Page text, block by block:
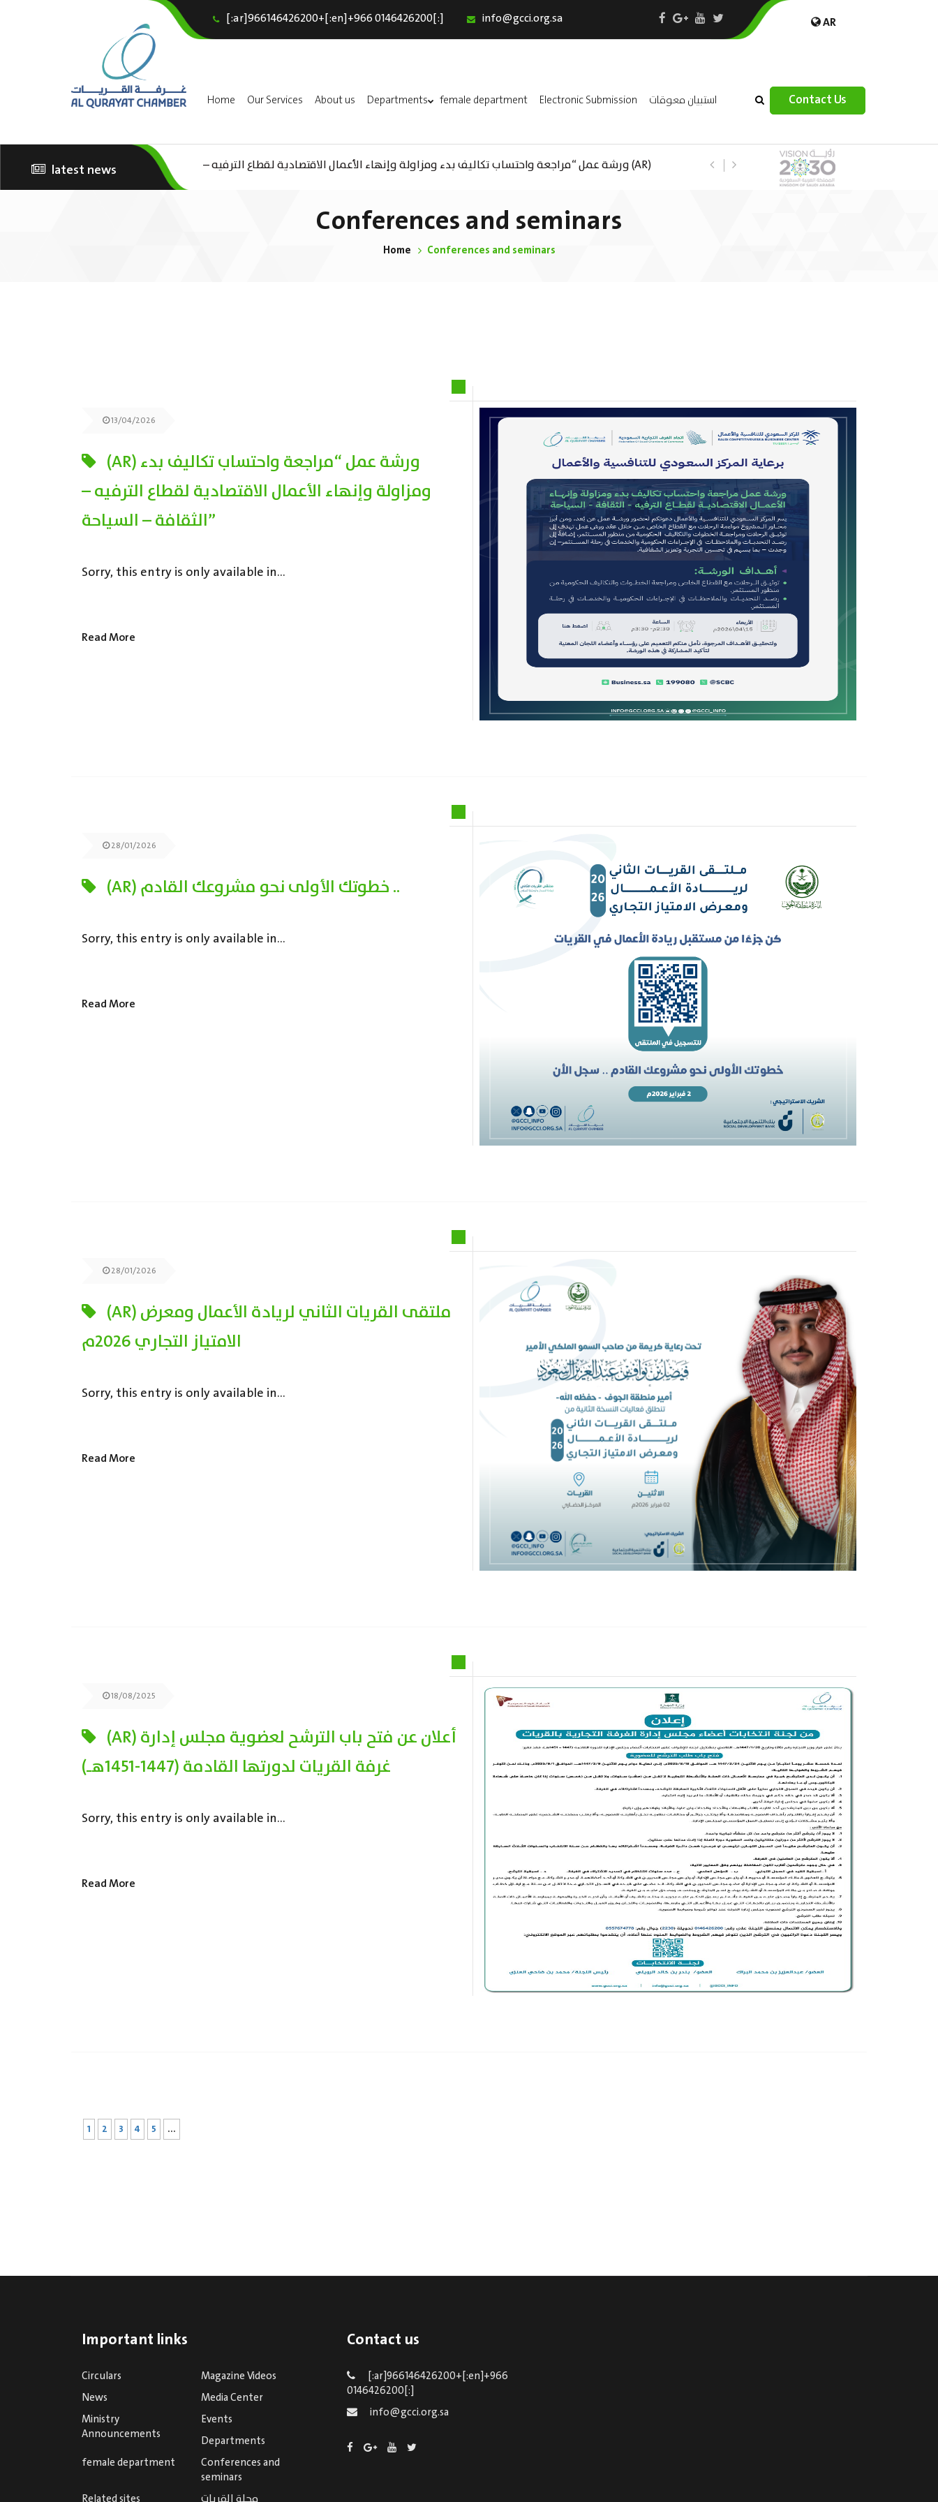
[:ar]966146426200+[:en]+966 0146426200[:] info@gcci.org.sa AR
Home Our Services About us Departments female department Electronic Submission استبيان معوقات Contact Us
Home
About us
female department
Electronic Submission
استبيان معوقات
latest news
(AR) ورشة عمل “مراجعة واحتساب تكاليف بدء ومزاولة وإنهاء الأعمال الاقتصادية لقطاع الترفيه –
Conferences and seminars
Home Conferences and seminars
13/04/2026
(AR) ورشة عمل “مراجعة واحتساب تكاليف بدء
ومزاولة وإنهاء الأعمال الاقتصادية لقطاع الترفيه –
الثقافة – السياحة”
Sorry, this entry is only available in...
Read More
28/01/2026
(AR) خطوتك الأولى نحو مشروعك القادم ..
Sorry, this entry is only available in...
Read More
28/01/2026
(AR) ملتقى القريات الثاني لريادة الأعمال ومعرض
الامتياز التجاري 2026م
Sorry, this entry is only available in...
Read More
18/08/2025
(AR) أعلان عن فتح باب الترشح لعضوية مجلس إدارة
غرفة القريات لدورتها القادمة (1447-1451هـ)
Sorry, this entry is only available in...
Read More
1 2 3 4 5 ...
Important links
Circulars
Magazine Videos
News
Media Center
Ministry
Announcements
Events
Departments
female department
Conferences and
seminars
Contact us
[:ar]966146426200+[:en]+966
0146426200[:]
info@gcci.org.sa